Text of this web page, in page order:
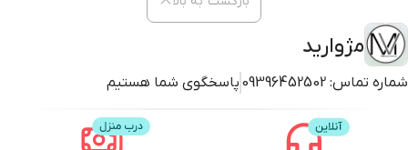
مژوارید
شماره تماس: 09396452502 پاسخگوی شما هستیم